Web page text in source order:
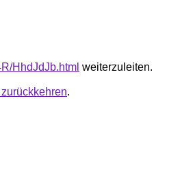
HhdJdJb.html weiterzuleiten.
.